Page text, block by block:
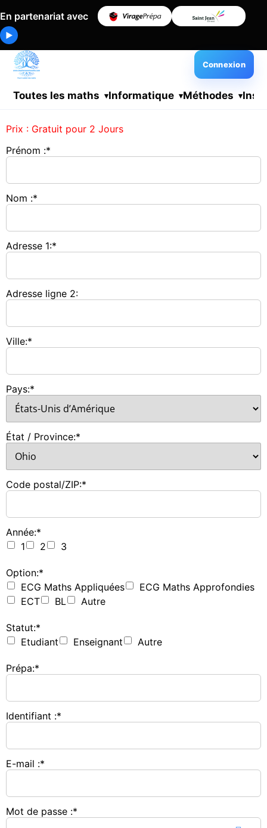
En partenariat avec
▶
Toutes les maths Informatique Méthodes
Connexion
Prix : Gratuit pour 2 Jours
Prénom :*
Nom :*
Adresse 1:*
Adresse ligne 2:
Ville:*
Pays:*
État / Province:*
Code postal/ZIP:*
Année:*
1
2 3
Option:*
ECG Maths Appliquées
ECG Maths Approfondies
ECT
BL Autre
Statut:*
Etudiant
Enseignant Autre
Prépa:*
Identifiant :*
E-mail :*
Mot de passe :*